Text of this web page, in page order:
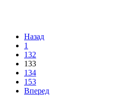
Назад
1
132
133
134
153
Вперед